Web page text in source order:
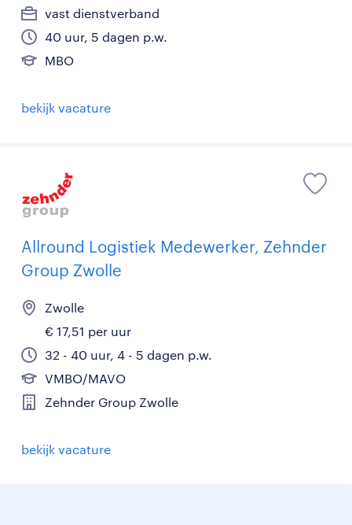
vast dienstverband
40 uur, 5 dagen p.w.
MBO
bekijk vacature
Allround Logistiek Medewerker, Zehnder
Group Zwolle
Zwolle
€ 17,51 per uur
32 - 40 uur, 4 - 5 dagen p.w.
VMBO/MAVO
Zehnder Group Zwolle
bekijk vacature